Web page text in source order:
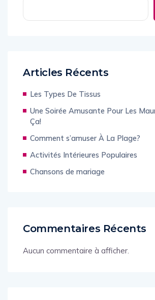
Articles Récents
Les Types De Tissus
Une Soirée Amusante Pour Les
Ça!
Comment s’amuser À La Plage?
Activités Intérieures Populaires
Chansons de mariage
Commentaires Récents
Aucun commentaire à afficher.